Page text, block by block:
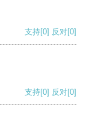
支持[0] 反对[0]
支持[0] 反对[0]